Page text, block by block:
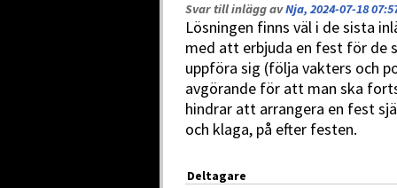
Svar till inlägg avNja, 2024-07-18
Lösningen finns väl i de sista
med att erbjuda en fest för de
uppföra sig (följa vakters och
avgörande för att man ska
hindrar att arrangera en fest
och klaga, på efter festen.
Deltagare